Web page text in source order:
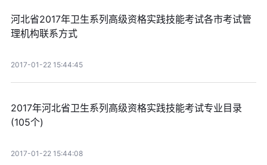
河北省2017年卫生系列高级资格实践技能考试各市考试管
理机构联系方式
2017-01-22 15:44:45
2017年河北省卫生系列高级资格实践技能考试专业目录
(105个)
2017-01-22 15:44:08